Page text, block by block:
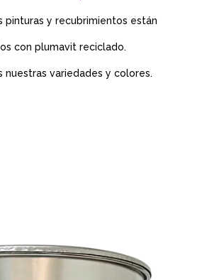
pinturas y recubrimientos están
con plumavit reciclado.
nuestras variedades y colores.